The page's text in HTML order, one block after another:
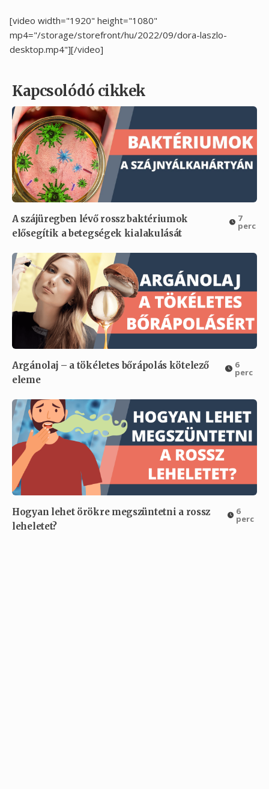
[video width="1920" height="1080"
mp4="/storage/storefront/hu/2022/09/dora-laszlo-
desktop.mp4"][/video]
Kapcsolódó cikkek
A szájüregben lévő rossz baktériumok
elősegítik a betegségek kialakulását
7
perc
Argánolaj – a tökéletes bőrápolás kötelező
eleme
6
perc
Hogyan lehet örökre megszüntetni a rossz
leheletet?
6
perc